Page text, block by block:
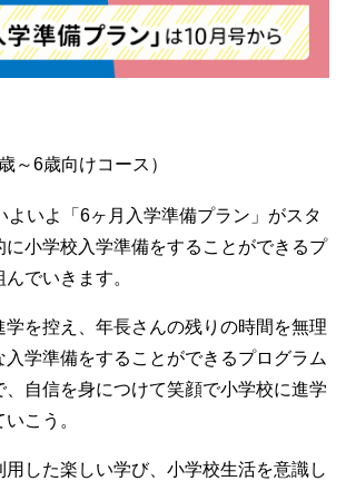
～6歳向けコース）
よいよ「6ヶ月入学準備プラン」がスタ
に小学校入学準備をすることができるプ
でいきます。
学を控え、年長さんの残りの時間を無理
入学準備をすることができるプログラム
、自信を身につけて笑顔で小学校に進学
こう。
用した楽しい学び、小学校生活を意識し